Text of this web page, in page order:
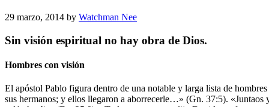
29 marzo, 2014 by Watchman Nee
Sin visión espiritual no hay obra de Dios.
Hombres con visión
El apóstol Pablo figura dentro de una notable y larga lista de
sus hermanos; y ellos llegaron a aborrecerle…» (Gn. 37:5).